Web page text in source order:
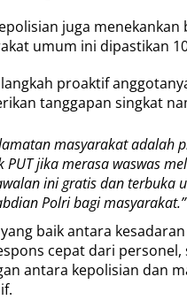
juga
umum ini dipastikan
proaktif
tanggapan singkat
masyarakat adalah
PUT jika merasa waswas
ini gratis dan terbuka
Polri bagi masyarakat.”
baik antara
cepat dari
antara kepolisian dan